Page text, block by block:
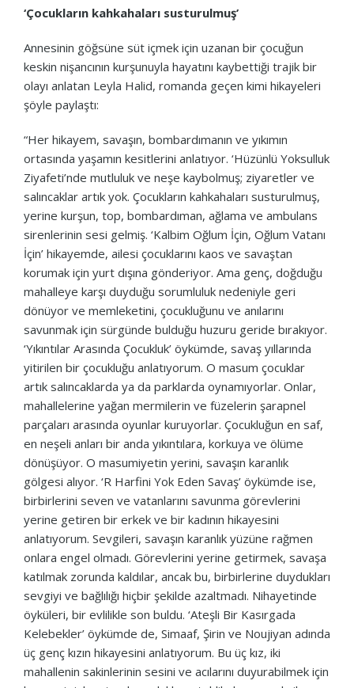
‘Çocukların kahkahaları susturulmuş’
Annesinin göğsüne süt içmek için uzanan bir çocuğun
keskin nişancının kurşunuyla hayatını kaybettiği trajik bir
olayı anlatan Leyla Halid, romanda geçen kimi hikayeleri
şöyle paylaştı:
“Her hikayem, savaşın, bombardımanın ve yıkımın
ortasında yaşamın kesitlerini anlatıyor. ‘Hüzünlü Yoksulluk
Ziyafeti’nde mutluluk ve neşe kaybolmuş; ziyaretler ve
salıncaklar artık yok. Çocukların kahkahaları susturulmuş,
yerine kurşun, top, bombardıman, ağlama ve ambulans
sirenlerinin sesi gelmiş. ‘Kalbim Oğlum İçin, Oğlum Vatanı
İçin’ hikayemde, ailesi çocuklarını kaos ve savaştan
korumak için yurt dışına gönderiyor. Ama genç, doğduğu
mahalleye karşı duyduğu sorumluluk nedeniyle geri
dönüyor ve memleketini, çocukluğunu ve anılarını
savunmak için sürgünde bulduğu huzuru geride bırakıyor.
‘Yıkıntılar Arasında Çocukluk’ öykümde, savaş yıllarında
yitirilen bir çocukluğu anlatıyorum. O masum çocuklar
artık salıncaklarda ya da parklarda oynamıyorlar. Onlar,
mahallelerine yağan mermilerin ve füzelerin şarapnel
parçaları arasında oyunlar kuruyorlar. Çocukluğun en saf,
en neşeli anları bir anda yıkıntılara, korkuya ve ölüme
dönüşüyor. O masumiyetin yerini, savaşın karanlık
gölgesi alıyor. ‘R Harfini Yok Eden Savaş’ öykümde ise,
birbirlerini seven ve vatanlarını savunma görevlerini
yerine getiren bir erkek ve bir kadının hikayesini
anlatıyorum. Sevgileri, savaşın karanlık yüzüne rağmen
onlara engel olmadı. Görevlerini yerine getirmek, savaşa
katılmak zorunda kaldılar, ancak bu, birbirlerine duydukları
sevgiyi ve bağlılığı hiçbir şekilde azaltmadı. Nihayetinde
öyküleri, bir evlilikle son buldu. ‘Ateşli Bir Kasırgada
Kelebekler’ öykümde de, Simaaf, Şirin ve Noujiyan adında
üç genç kızın hikayesini anlatıyorum. Bu üç kız, iki
mahallenin sakinlerinin sesini ve acılarını duyurabilmek için